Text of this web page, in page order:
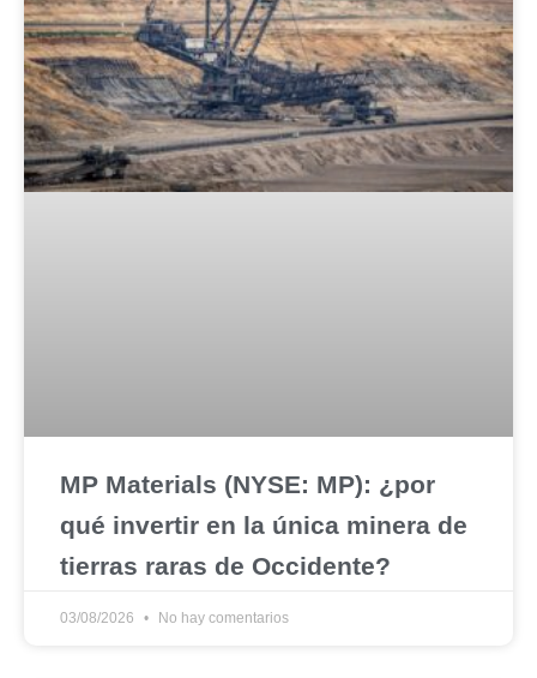
MP Materials (NYSE: MP): ¿por
qué invertir en la única minera de
tierras raras de Occidente?
03/08/2026 No hay comentarios